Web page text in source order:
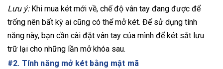
Lưu ý: Khi mua két mới về, chế độ vân tay đang được để
trống nên bất kỳ ai cũng có thể mở két. Để sử dụng tính
năng này, bạn cần cài đặt vân tay của mình để két sắt lưu
trữ lại cho những lần mở khóa sau.
#2. Tính năng mở két bằng mật mã